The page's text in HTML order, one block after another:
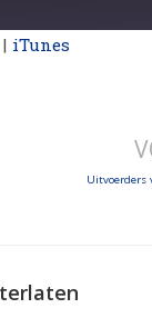
| iTunes
Uitvoerders